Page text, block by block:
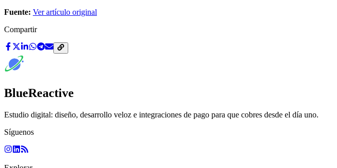
Fuente: Ver artículo original
Compartir
BlueReactive
Estudio digital: diseño, desarrollo veloz e integraciones de pago para que cobres desde el día uno.
Síguenos